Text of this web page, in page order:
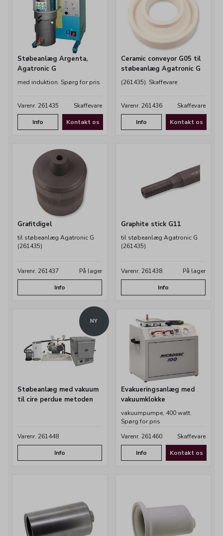
Støbeanlæg Argenta,
Agatronic G
med induktion. Spørg for pris
Varenr. 261435 Skaffevare
Info Kontakt os
Ceramic conveyor G05 til
støbeanlæg Agatronic G
(261435). Skaffevare
Varenr. 261436 Skaffevare
Info Kontakt os
Grafitdigel
til støbeanlæg Agatronic G
(261435)
Varenr. 261437 På lager
Info
Graphite stick G11
til støbeanlæg Agatronic G
(261435)
Varenr. 261438 På lager
Info
NY
Støbeanlæg med vakuum
til cire perdue metoden
Varenr. 261448
Info
Evakueringsanlæg med
vakuumklokke
vakuumpumpe, 400 watt.
Spørg for pris
Varenr. 261460
Skaffevare
Info Kontakt os